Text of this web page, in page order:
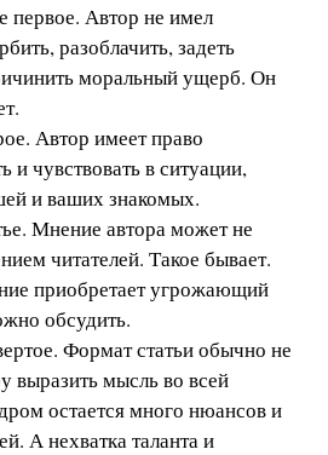
первое. Автор не имел
разоблачить, задеть
моральный ущерб. Он
Автор имеет право
и чувствовать в ситуации,
и ваших знакомых.
Мнение автора может не
читателей. Такое бывает.
приобретает угрожающий
обсудить.
Формат статьи обычно не
выразить мысль во всей
остается много нюансов и
А нехватка таланта и